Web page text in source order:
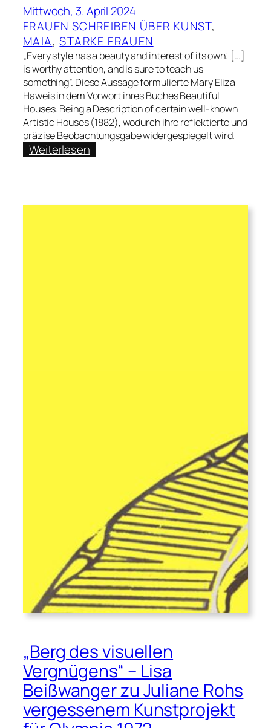
Mittwoch, 3. April 2024
FRAUEN SCHREIBEN ÜBER KUNST
MAIA, STARKE FRAUEN
„Every style has a beauty and interest of its own; […]
is worthy attention, and is sure to teach us
something”. Diese Aussage formulierte Mary Eliza
Haweis in dem Vorwort ihres Buches Beautiful
Houses. Being a Description of certain well-known
Artistic Houses (1882), wodurch ihre reflektierte und
präzise Beobachtungsgabe widergespiegelt wird.
Weiterlesen:
die
„Berg des visuellen
Vergnügens“ – Lisa
Beißwanger zu Juliane Rohs
vergessenem Kunstprojekt